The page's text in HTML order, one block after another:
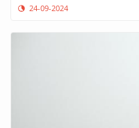
24-09-2024